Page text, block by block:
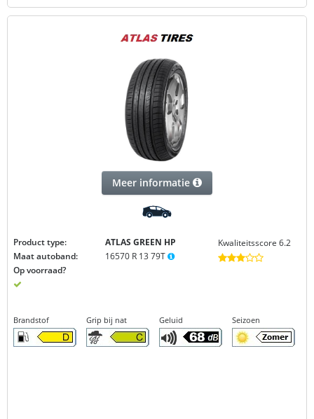
Meer informatie
Product type: ATLAS GREEN HP
Maat autoband:
16570 R 13 79T
Op voorraad?
Kwaliteitsscore 6.2
Brandstof Grip bij nat Geluid Seizoen